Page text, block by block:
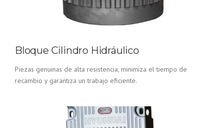
Bloque Cilindro Hidráulico
Piezas genuinas de alta resistencia, minimiza el tiempo de
recambio y garantiza un trabajo eficiente.